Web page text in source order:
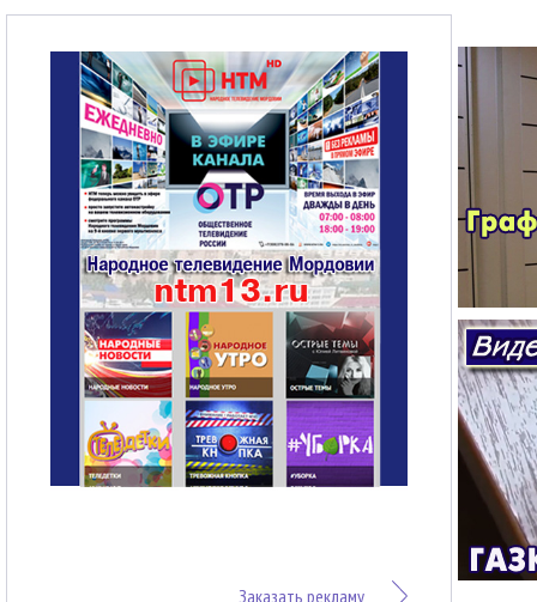
Заказать рекламу